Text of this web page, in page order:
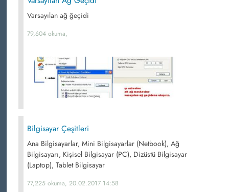
Varsayılan ağ ğeçidi
79,604 okuma,
Bilgisayar Çeşitleri
Ana Bilgisayarlar, Mini Bilgisayarlar (Netbook), Ağ
Bilgisayarı, Kişisel Bilgisayar (PC), Dizüstü Bilgisayar
(Laptop), Tablet Bilgisayar
77,225 okuma, 20.02.2017 14:58